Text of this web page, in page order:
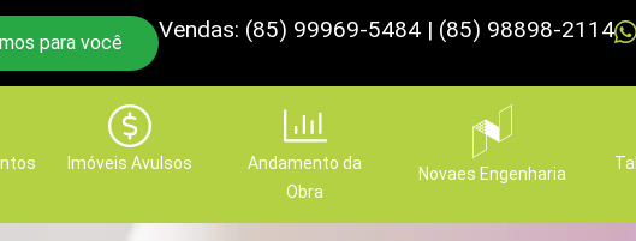
para você Vendas: (85) 99969-5484 | (85) 98898-2114
Imóveis Avulsos
Andamento da
Obra
Novaes Engenharia